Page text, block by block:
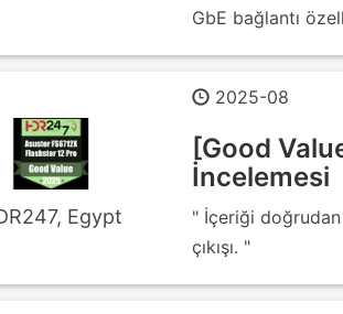
GbE bağlantı
Egypt
2025-08
[Good
İncelemesi
" İçeriği
çıkışı. "